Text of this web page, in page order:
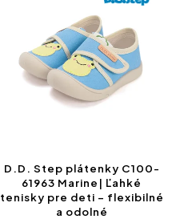
D.D. Step plátenky C100-
61963 Marine| Ľahké
tenisky pre deti – flexibilné
a odolné